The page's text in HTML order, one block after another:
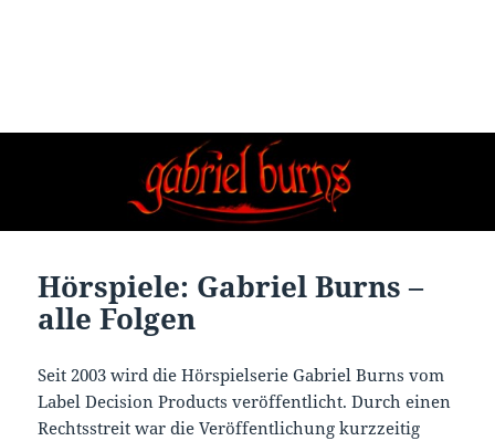
Hörspiele: Gabriel Burns –
alle Folgen
Seit 2003 wird die Hörspielserie Gabriel Burns vom
Label Decision Products veröffentlicht. Durch einen
Rechtsstreit war die Veröffentlichung kurzzeitig